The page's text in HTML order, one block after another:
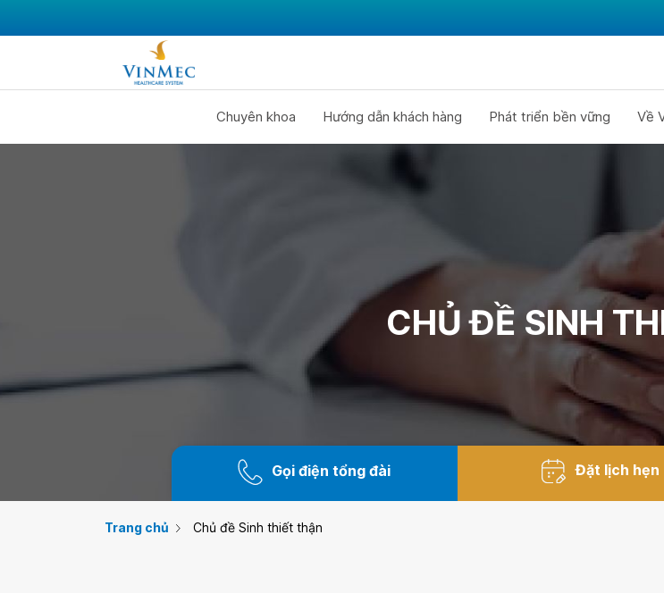
Chuyên khoa Hướng dẫn khách hàng Phát triển bền vững Về
CHỦ ĐỀ SINH
Gọi điện tổng đài Đặt lịch hẹn
Trang chủ Chủ đề Sinh thiết thận